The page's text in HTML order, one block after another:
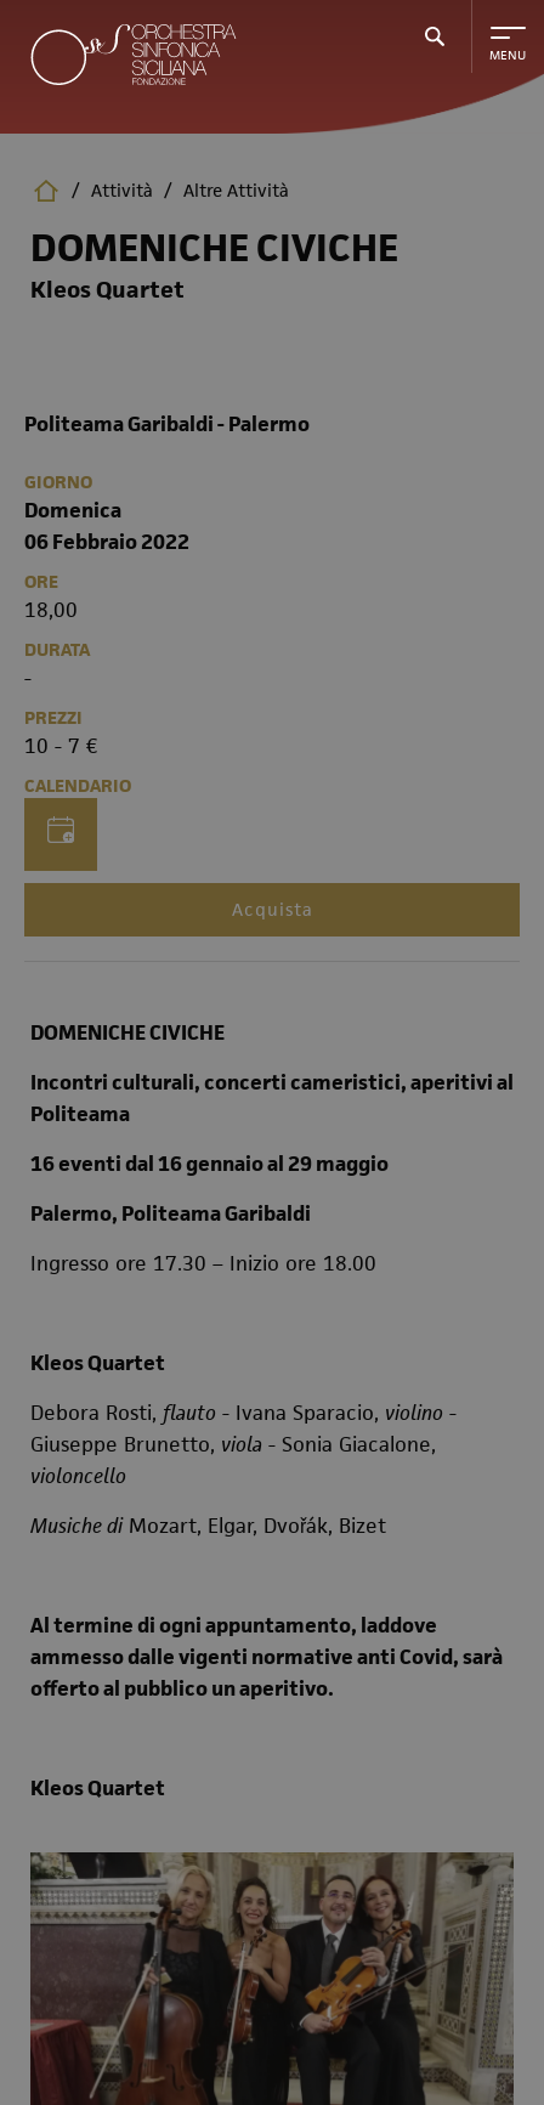
contenuto
principale
/ Attività / Altre Attività
DOMENICHE CIVICHE
Kleos Quartet
Politeama Garibaldi - Palermo
GIORNO
Domenica
06 Febbraio 2022
ORE
18,00
DURATA
-
PREZZI
10 - 7 €
CALENDARIO
Acquista
DOMENICHE CIVICHE
Incontri culturali, concerti cameristici, aperitivi al
Politeama
16 eventi dal 16 gennaio al 29 maggio
Palermo, Politeama Garibaldi
Ingresso ore 17.30 – Inizio ore 18.00
Kleos Quartet
Debora Rosti, flauto - Ivana Sparacio, violino -
Giuseppe Brunetto, viola - Sonia Giacalone,
violoncello
Musiche diMozart, Elgar, Dvořák, Bizet
Al termine di ogni appuntamento, laddove
ammesso dalle vigenti normative anti Covid, sarà
offerto al pubblico un aperitivo.
Kleos Quartet